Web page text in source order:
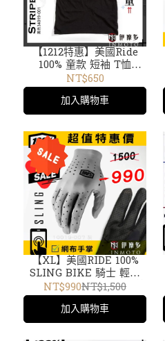
【1212特惠】美國Ride
100% 童款 短袖 T恤
Youth T-Shirt 34019-
001 黑 /34087-068磚紅
/34016-001黑 /34017 黑
/002藍 / 34086 黃
NT$650
加入購物車
【XL】美國RIDE 100%
SLING BIKE 騎士 輕量
短手套 觸控 4向彈性材質
打孔透氣 越野 10019-007
灰
NT$990NT$1,500
加入購物車